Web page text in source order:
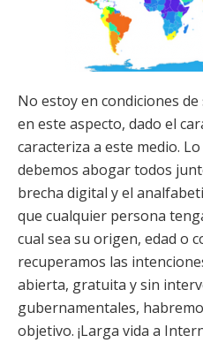
No estoy en condiciones
en este aspecto, dado el
caracteriza a este medio.
debemos abogar todos
brecha digital y el
que cualquier persona
cual sea su origen, edad o
recuperamos las
abierta, gratuita y sin
gubernamentales,
objetivo. ¡Larga vida a